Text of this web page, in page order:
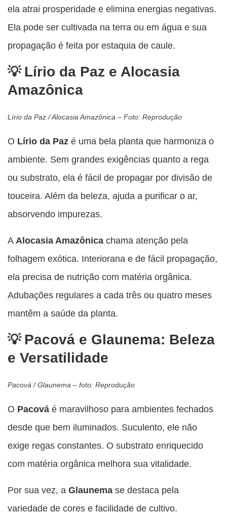
ela atrai prosperidade e elimina energias negativas.
Ela pode ser cultivada na terra ou em água e sua
propagação é feita por estaquia de caule.
Lírio da Paz e Alocasia
Amazônica
Lírio da Paz / Alocasia Amazônica – Foto: Reprodução
O Lírio da Paz é uma bela planta que harmoniza o
ambiente. Sem grandes exigências quanto a rega
ou substrato, ela é fácil de propagar por divisão de
touceira. Além da beleza, ajuda a purificar o ar,
absorvendo impurezas.
A Alocasia Amazônica chama atenção pela
folhagem exótica. Interiorana e de fácil propagação,
ela precisa de nutrição com matéria orgânica.
Adubações regulares a cada três ou quatro meses
mantêm a saúde da planta.
Pacová e Glaunema: Beleza
e Versatilidade
Pacová / Glaunema – foto: Reprodução
O Pacová é maravilhoso para ambientes fechados
desde que bem iluminados. Suculento, ele não
exige regas constantes. O substrato enriquecido
com matéria orgânica melhora sua vitalidade.
Por sua vez, a Glaunema se destaca pela
variedade de cores e facilidade de cultivo.